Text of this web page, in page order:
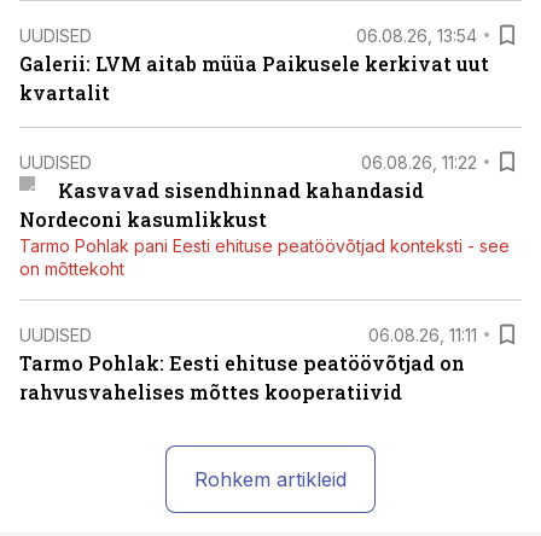
UUDISED 06.08.26, 13:54
Galerii: LVM aitab müüa Paikusele kerkivat uut
kvartalit
UUDISED 06.08.26, 11:22
Kasvavad sisendhinnad kahandasid
Nordeconi kasumlikkust
Tarmo Pohlak pani Eesti ehituse peatöövõtjad konteksti - see
on mõttekoht
UUDISED 06.08.26, 11:11
Tarmo Pohlak: Eesti ehituse peatöövõtjad on
rahvusvahelises mõttes kooperatiivid
Rohkem artikleid